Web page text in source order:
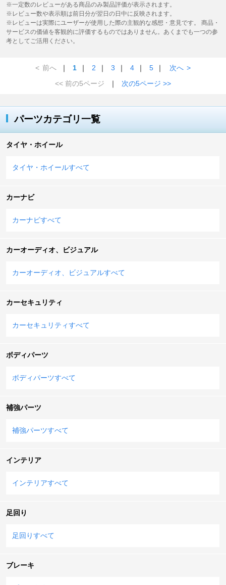
※一定数のレビューがある商品のみ製品評価が表示されます。
※レビュー数や表示順は前日分が翌日の日中に反映されます。
※レビューは実際にユーザーが使用した際の主観的な感想・意見です。 商品・
サービスの価値を客観的に評価するものではありません。あくまでも一つの参
考としてご活用ください。
< 前へ ｜ 1 ｜ 2 ｜ 3 ｜ 4 ｜ 5 ｜ 次へ >
<< 前の5ページ
｜ 次の5ページ >>
パーツカテゴリ一覧
タイヤ・ホイール
タイヤ・ホイールすべて
カーナビ
カーナビすべて
カーオーディオ、ビジュアル
カーオーディオ、ビジュアルすべて
カーセキュリティ
カーセキュリティすべて
ボディパーツ
ボディパーツすべて
補強パーツ
補強パーツすべて
インテリア
インテリアすべて
足回り
足回りすべて
ブレーキ